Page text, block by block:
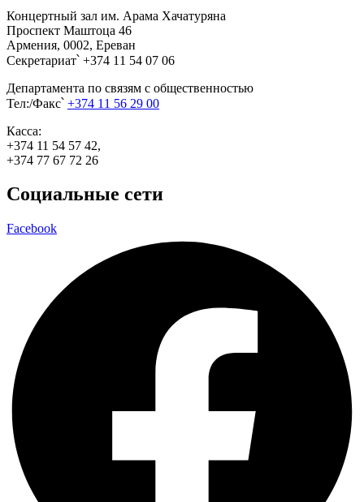
Концертный зал им. Арама Хачатуряна
Проспект Маштоца 46
Армения, 0002, Ереван
Секретариат՝ +374 11 54 07 06
Департамента по связям с общественностью
Тел:/Факс՝ +374 11 56 29 00
Касса:
+374 11 54 57 42,
+374 77 67 72 26
Социальные сети
Facebook